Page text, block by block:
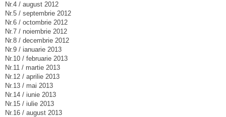
Nr.4 / august 2012
Nr.5 / septembrie 2012
Nr.6 / octombrie 2012
Nr.7 / noiembrie 2012
Nr.8 / decembrie 2012
Nr.9 / ianuarie 2013
Nr.10 / februarie 2013
Nr.11 / martie 2013
Nr.12 / aprilie 2013
Nr.13 / mai 2013
Nr.14 / iunie 2013
Nr.15 / iulie 2013
Nr.16 / august 2013